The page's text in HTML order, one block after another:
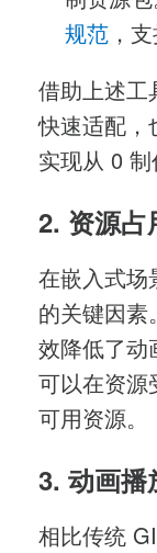
规范 ，
借助上述工
快速适配，
实现从 0
2. 资源占
在嵌入式场
的关键因素
效降低了动
可以在资
可用资源。
3. 动画播
相比传统